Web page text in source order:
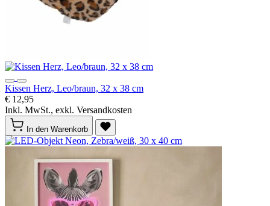
Kissen Herz, Leo/braun, 32 x 38 cm
€ 12,95
Inkl. MwSt., exkl. Versandkosten
In den Warenkorb